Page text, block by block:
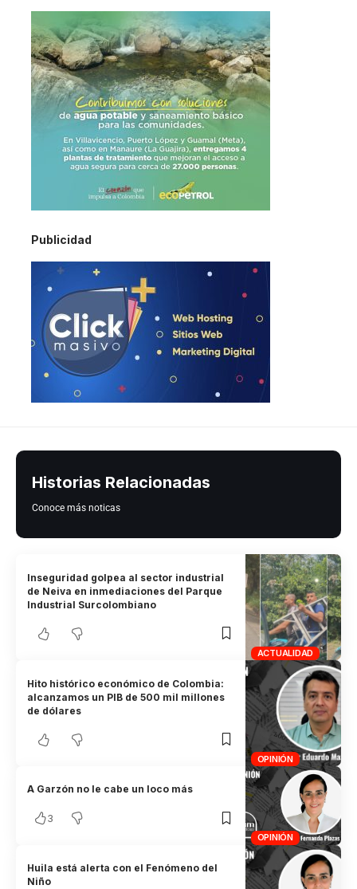
Publicidad
Historias Relacionadas
Conoce más noticas
ACTUALIDAD
Inseguridad golpea al sector industrial
de Neiva en inmediaciones del Parque
Industrial Surcolombiano
OPINIÓN
Hito histórico económico de Colombia:
alcanzamos un PIB de 500 mil millones
de dólares
OPINIÓN
A Garzón no le cabe un loco más
3
Huila está alerta con el Fenómeno del
Niño